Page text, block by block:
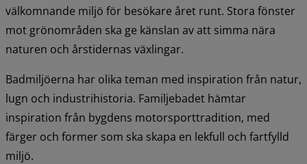
välkomnande miljö för besökare året runt. Stora fönster
mot grönområden ska ge känslan av att simma nära
naturen och årstidernas växlingar.
Badmiljöerna har olika teman med inspiration från natur,
lugn och industrihistoria. Familjebadet hämtar
inspiration från bygdens motorsporttradition, med
färger och former som ska skapa en lekfull och fartfylld
miljö.